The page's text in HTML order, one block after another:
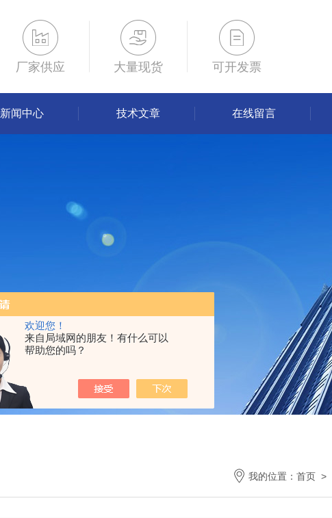
欢迎您！
来自局域网的朋友！有什么可以
帮助您的吗？
厂家供应 大量现货 可开发票
新闻中心 技术文章 在线留言
我的位置： 首页 >